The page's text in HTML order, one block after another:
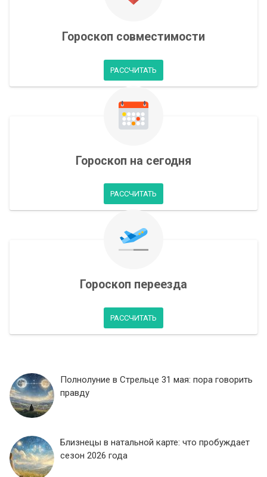
Гороскоп совместимости
РАССЧИТАТЬ
Гороскоп на сегодня
РАССЧИТАТЬ
Гороскоп переезда
РАССЧИТАТЬ
Полнолуние в Стрельце 31 мая: пора говорить
правду
Близнецы в натальной карте: что пробуждает
сезон 2026 года